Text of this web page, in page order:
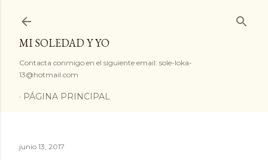
MI SOLEDAD Y YO
Contacta conmigo en el siguiente email: sole-loka-
13@hotmail.com
PÁGINA PRINCIPAL
junio 13, 2017